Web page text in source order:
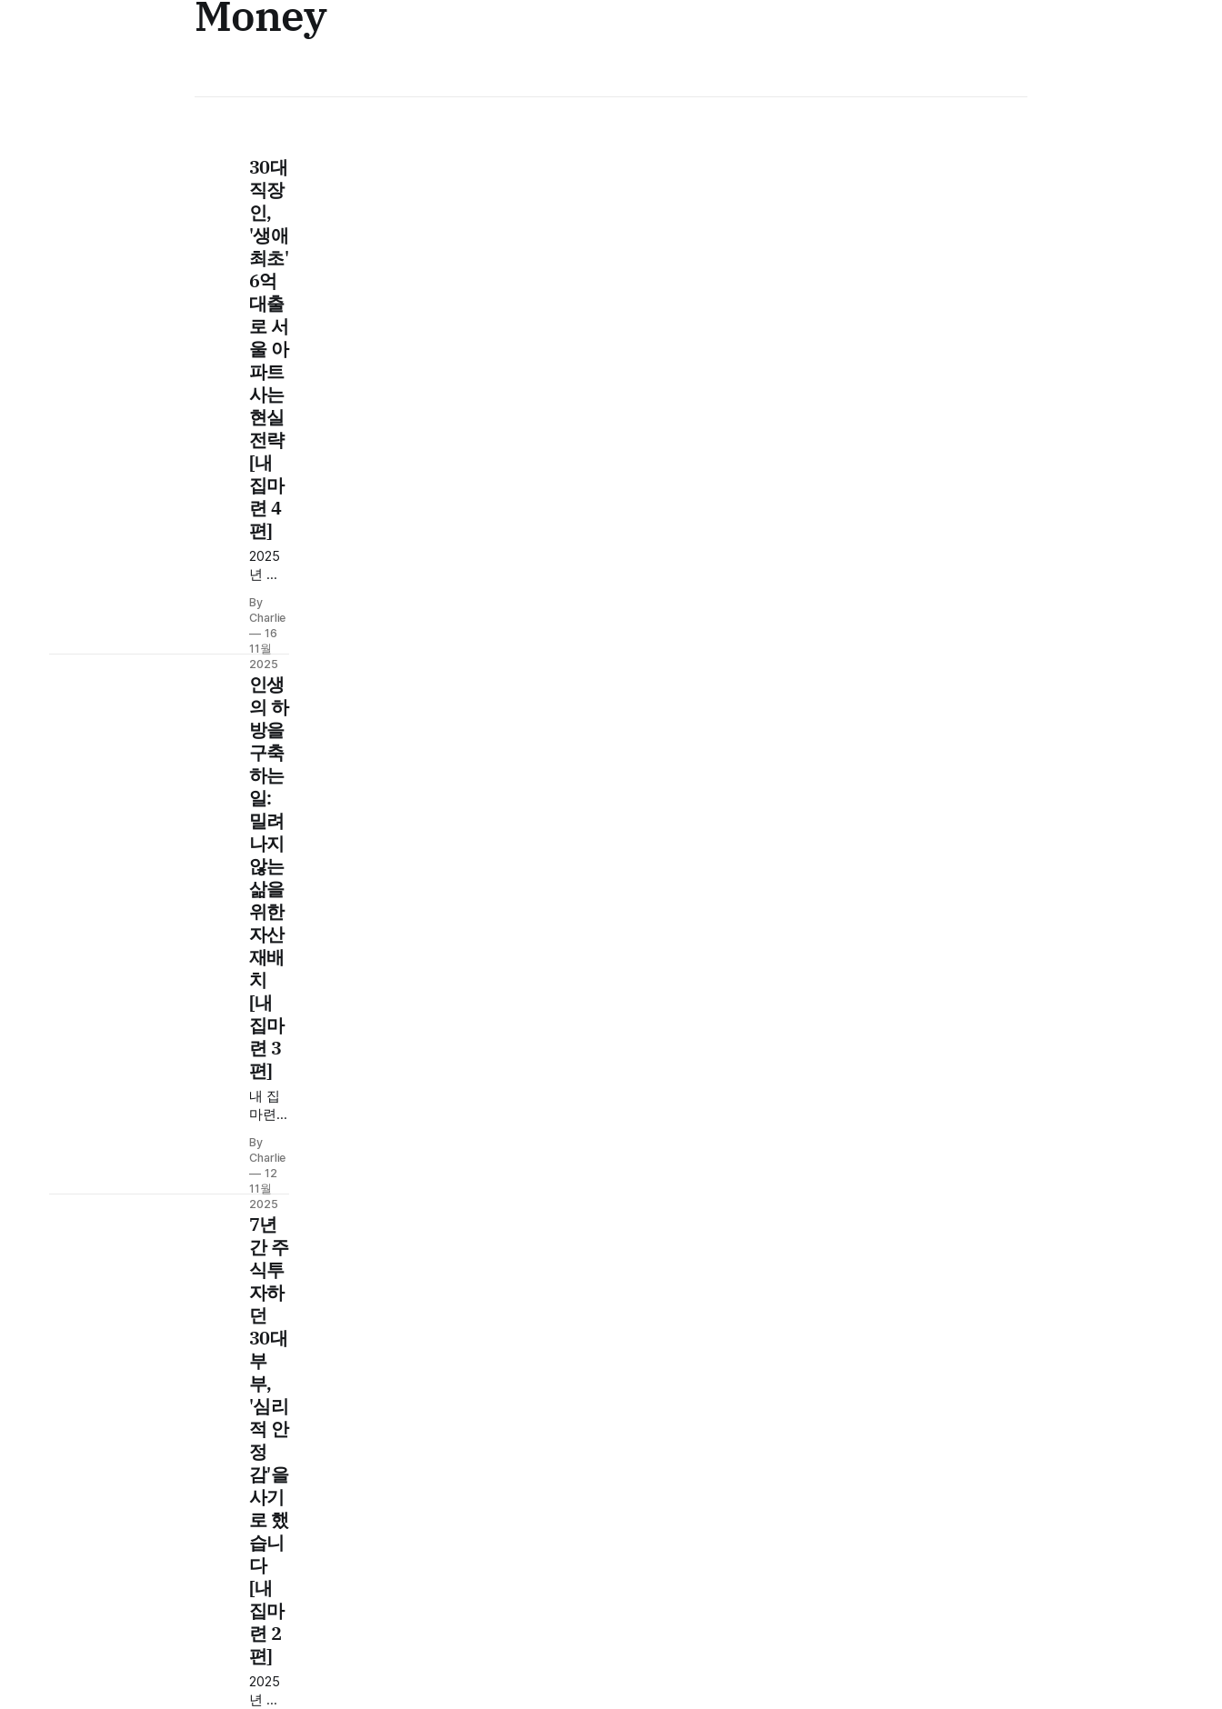
Money
30대
직장
인,
'생애
최초'
6억
대출
로 서
울 아
파트
사는
현실
전략
[내
집마
련 4
편]
2025
년 생
초 주
택구
매 레
버리
지 완
전 정
복.
LTV
70%,
대출
한도 6
억 원,
DSR
40%
규제
통과
전략.
맞벌
이 부
부 실
전 시
뮬레
이션
과 8.5
억 원
최적
구간
분석
까지.
By
Charlie
16
11월
2025
인생
의 하
방을
구축
하는
일:
밀려
나지
않는
삶을
위한
자산
재배
치
[내
집마
련 3
편]
내 집
마련
순한
부동
산 투
자가
아닌
이유.
월세
vs 원
리금
상환
의 현
금 흐
름 구
조 차
이, 비
대칭
적 투
자 전
략, 인
플레
이션
헤지
를 위
한 레
버리
지 활
용법
까지.
서울
에서
밀려
By
Charlie
12
11월
2025
7년
간 주
식투
자하
던
30대
부
부,
'심리
적 안
정
감'을
사기
로 했
습니
다
[내
집마
련 2
편]
2025
년 생